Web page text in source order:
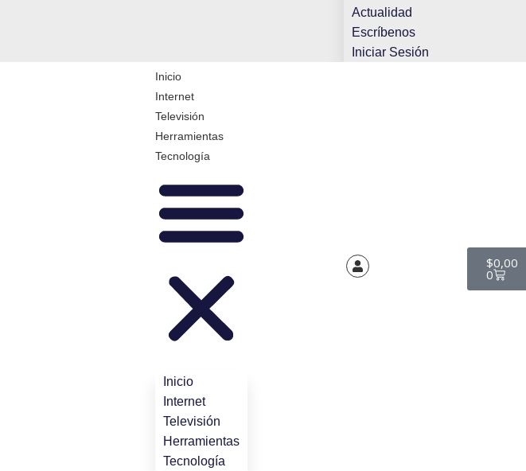
Actualidad
Escríbenos
Iniciar Sesión
Inicio
Internet
Televisión
Herramientas
Tecnología
Inicio
Internet
Televisión
Herramientas
Tecnología
$0,00
0